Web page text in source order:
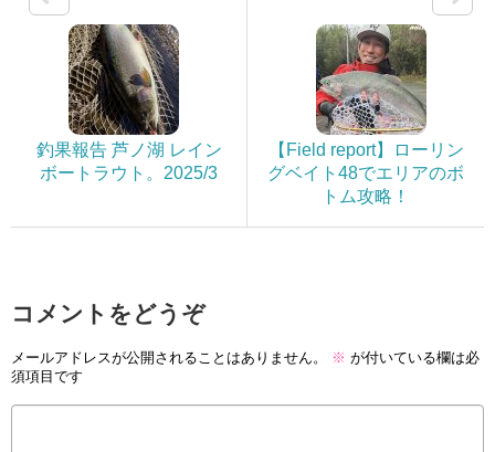
釣果報告 芦ノ湖 レイン
ボートラウト。2025/3
【Field report】ローリン
グベイト48でエリアのボ
トム攻略！
コメントをどうぞ
メールアドレスが公開されることはありません。 ※ が付いている欄は必
須項目です